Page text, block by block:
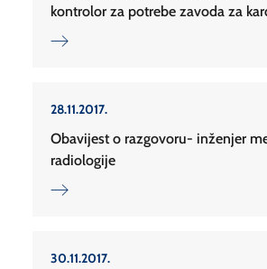
kontrolor za potrebe zavoda za
28.11.2017.
Obavijest o razgovoru- inženjer
radiologije
30.11.2017.